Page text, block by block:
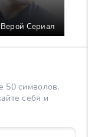
Верой Сериал
50 символов.
себя и